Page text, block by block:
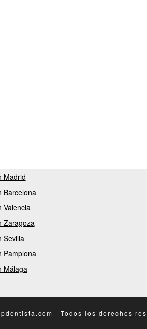
Madrid
Barcelona
Valencia
Zaragoza
Sevilla
Pamplona
Málaga
| Todos los derechos